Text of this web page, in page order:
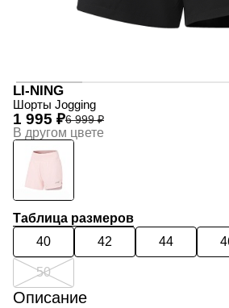
LI-NING
Шорты Jogging
6 999 ₽
1 995 ₽
В другом цвете
Таблица размеров
40
42 44
50
Описание